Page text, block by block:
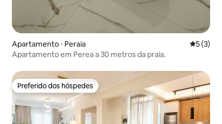
Apartamento ⋅ Peraia 5 de
5 (3)
Apartamento em Perea a 30 metros da praia.
Preferido dos hóspedes
Preferido dos hóspedes